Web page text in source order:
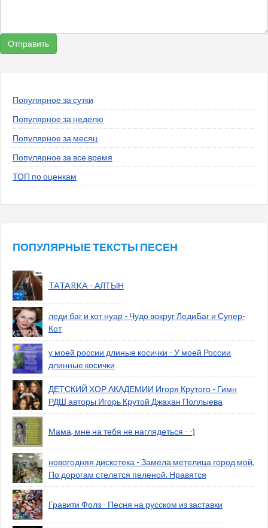
Популярное за сутки
Популярное за неделю
Популярное за месяц
Популярное за все время
ТОП по оценкам
ПОПУЛЯРНЫЕ ТЕКСТЫ ПЕСЕН
TATARKA - АЛТЫН
леди баг и кот нуар - Чудо вокруг ЛедиБаг и Супер-
Кот
у моей россии длиные косички - У моей России
длинные косички
ДЕТСКИЙ ХОР АКАДЕМИИ Игоря Крутого - Гимн
РДШ авторы Игорь Крутой Джахан Поллыева
Мама, мне на тебя не наглядеться - -)
новогодняя дискотека - Замела метелица город мой,
По дорогам стелется пеленой. Нравятся
Гравити Фолз - Песня на русском из заставки